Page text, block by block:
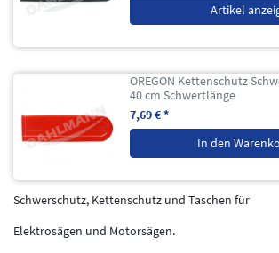
Artikel
OREGON Kettenschutz
40 cm Schwertlänge
7,69 € *
In den
Schwerschutz, Kettenschutz und Taschen für
Elektrosägen und Motorsägen.